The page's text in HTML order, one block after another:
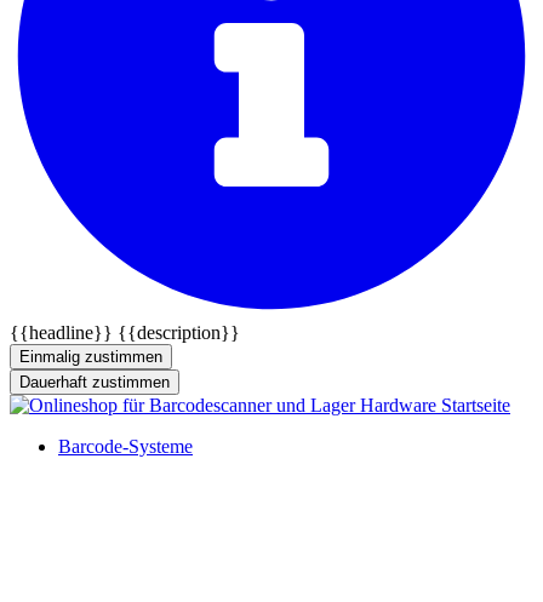
{{headline}} {{description}}
Einmalig zustimmen
Dauerhaft zustimmen
Barcode-Systeme